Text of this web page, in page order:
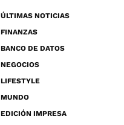
ÚLTIMAS NOTICIAS
FINANZAS
BANCO DE DATOS
NEGOCIOS
LIFESTYLE
MUNDO
EDICIÓN IMPRESA